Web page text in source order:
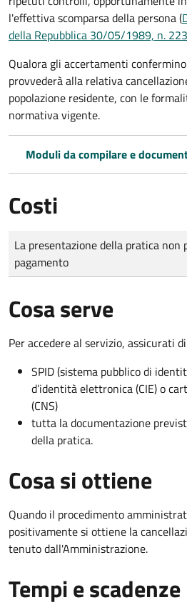
l'effettiva scomparsa della persona (
della Repubblica 30/05/1989, n.
Qualora gli accertamenti
provvederà alla relativa
popolazione residente, con le
normativa vigente.
Moduli da compilare e
Costi
Tipo di pagamento
Importo
La presentazione della pratica non
pagamento
Cosa serve
Per accedere al servizio, assicurati
SPID (sistema pubblico di
d’identità elettronica (CIE) o
(CNS)
tutta la documentazione
della pratica.
Cosa si ottiene
Quando il procedimento
positivamente si ottiene la
tenuto dall'Amministrazione.
Tempi e scadenze